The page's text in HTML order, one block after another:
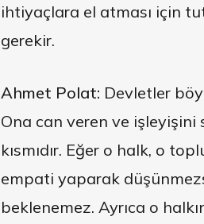
ihtiyaçlara el atması için
gerekir.
Ahmet Polat: Devletler
Ona can veren ve
kısmıdır. Eğer o halk, o
empati yaparak
beklenemez. Ayrıca o